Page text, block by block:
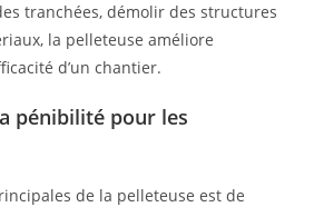
tranchées, démolir des structures
la pelleteuse améliore
d’un chantier.
pénibilité pour les
de la pelleteuse est de